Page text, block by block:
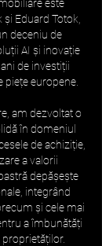
este
Eduard Totok,
deceniu de
AI și inovație
de investiții
europene.
am dezvoltat o
în domeniul
de achiziție,
a valorii
depășește
integrând
și cele mai
a îmbunătăți